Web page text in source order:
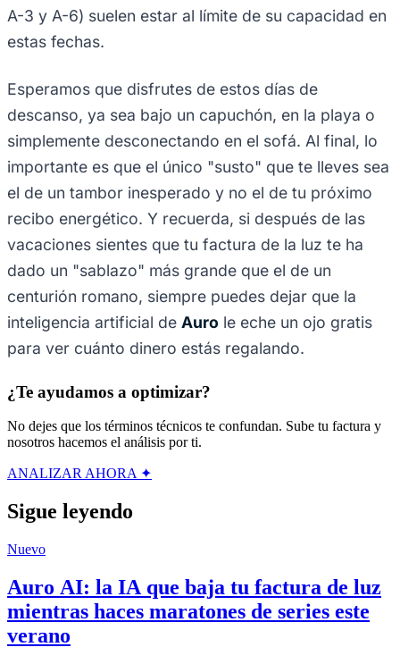
A-3 y A-6) suelen estar al límite de su capacidad en
estas fechas.
Esperamos que disfrutes de estos días de
descanso, ya sea bajo un capuchón, en la playa o
simplemente desconectando en el sofá. Al final, lo
importante es que el único "susto" que te lleves sea
el de un tambor inesperado y no el de tu próximo
recibo energético. Y recuerda, si después de las
vacaciones sientes que tu factura de la luz te ha
dado un "sablazo" más grande que el de un
centurión romano, siempre puedes dejar que la
inteligencia artificial de Auro le eche un ojo gratis
para ver cuánto dinero estás regalando.
¿Te ayudamos a optimizar?
No dejes que los términos técnicos te confundan. Sube tu factura y
nosotros hacemos el análisis por ti.
ANALIZAR AHORA ✦
Sigue leyendo
Nuevo
Auro AI: la IA que baja tu factura de luz
mientras haces maratones de series este
verano